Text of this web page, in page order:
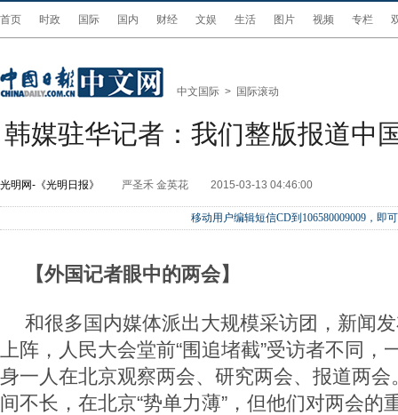
首页 时政 国际 国内 财经 文娱 生活 图片 视频 专栏
中文国际 > 国际滚动
韩媒驻华记者：我们整版报道中
光明网-《光明日报》 严圣禾 金英花 2015-03-13 04:46:00
移动用户编辑短信CD到106580009009，即
【外国记者眼中的两会】
和很多国内媒体派出大规模采访团，新闻发
上阵，人民大会堂前“围追堵截”受访者不同，
身一人在北京观察两会、研究两会、报道两
间不长，在北京“势单力薄”，但他们对两会的